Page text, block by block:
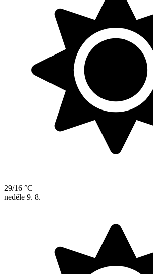
29/16 °C
neděle 9. 8.